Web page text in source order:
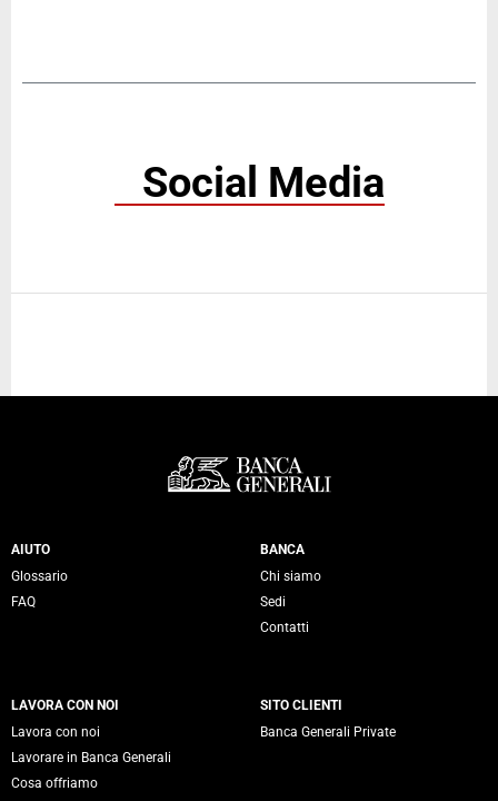
Social Media
Servizi Banca Generali
AIUTO
Glossario
FAQ
BANCA
Chi siamo
Sedi
Contatti
LAVORA CON NOI
Lavora con noi
Lavorare in Banca Generali
Cosa offriamo
SITO CLIENTI
Banca Generali Private